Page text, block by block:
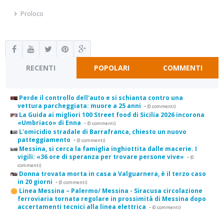
Proloco
RECENTI POPOLARI COMMENTI
Perde il controllo dell'auto e si schianta contro una
vettura parcheggiata: muore a 25 anni - (0 commenti)
La Guida ai migliori 100 Street food di Sicilia 2026 incorona
«Umbriaco» di Enna - (0 commenti)
L'omicidio stradale di Barrafranca, chiesto un nuovo
patteggiamento - (0 commenti)
Messina, si cerca la famiglia inghiottita dalle macerie. I
vigili: «36 ore di speranza per trovare persone vive» - (0
commenti)
Donna trovata morta in casa a Valguarnera, è il terzo caso
in 20 giorni - (0 commenti)
Linea Messina – Palermo/ Messina - Siracusa circolazione
ferroviaria tornata regolare in prossimità di Messina dopo
accertamenti tecnici alla linea elettrica - (0 commenti)